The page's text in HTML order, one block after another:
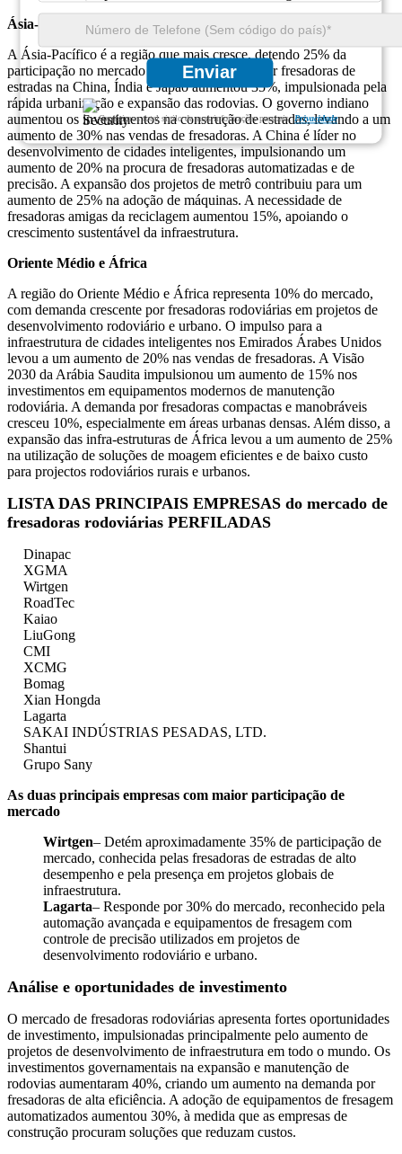
Enviar
Garantimos total sigilo de suas informações pessoais.Privacidade
Ásia-Pacífico
A Ásia-Pacífico é a região que mais cresce, detendo 25% da
participação no mercado global. A demanda por fresadoras de
estradas na China, Índia e Japão aumentou 35%, impulsionada pela
rápida urbanização e expansão das rodovias. O governo indiano
aumentou os investimentos na construção de estradas, levando a um
aumento de 30% nas vendas de fresadoras. A China é líder no
desenvolvimento de cidades inteligentes, impulsionando um
aumento de 20% na procura de fresadoras automatizadas e de
precisão. A expansão dos projetos de metrô contribuiu para um
aumento de 25% na adoção de máquinas. A necessidade de
fresadoras amigas da reciclagem aumentou 15%, apoiando o
crescimento sustentável da infraestrutura.
Oriente Médio e África
A região do Oriente Médio e África representa 10% do mercado,
com demanda crescente por fresadoras rodoviárias em projetos de
desenvolvimento rodoviário e urbano. O impulso para a
infraestrutura de cidades inteligentes nos Emirados Árabes Unidos
levou a um aumento de 20% nas vendas de fresadoras. A Visão
2030 da Arábia Saudita impulsionou um aumento de 15% nos
investimentos em equipamentos modernos de manutenção
rodoviária. A demanda por fresadoras compactas e manobráveis ​​
cresceu 10%, especialmente em áreas urbanas densas. Além disso, a
expansão das infra-estruturas de África levou a um aumento de 25%
na utilização de soluções de moagem eficientes e de baixo custo
para projectos rodoviários rurais e urbanos.
LISTA DAS PRINCIPAIS EMPRESAS do mercado de
fresadoras rodoviárias PERFILADAS
Dinapac
XGMA
Wirtgen
RoadTec
Kaiao
LiuGong
CMI
XCMG
Bomag
Xian Hongda
Lagarta
SAKAI INDÚSTRIAS PESADAS, LTD.
Shantui
Grupo Sany
As duas principais empresas com maior participação de
mercado
Wirtgen– Detém aproximadamente 35% de participação de
mercado, conhecida pelas fresadoras de estradas de alto
desempenho e pela presença em projetos globais de
infraestrutura.
Lagarta– Responde por 30% do mercado, reconhecido pela
automação avançada e equipamentos de fresagem com
controle de precisão utilizados em projetos de
desenvolvimento rodoviário e urbano.
Análise e oportunidades de investimento
O mercado de fresadoras rodoviárias apresenta fortes oportunidades
de investimento, impulsionadas principalmente pelo aumento de
projetos de desenvolvimento de infraestrutura em todo o mundo. Os
investimentos governamentais na expansão e manutenção de
rodovias aumentaram 40%, criando um aumento na demanda por
fresadoras de alta eficiência. A adoção de equipamentos de fresagem
automatizados aumentou 30%, à medida que as empresas de
construção procuram soluções que reduzam custos.